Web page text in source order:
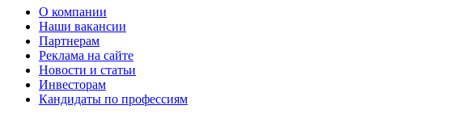
О компании
Наши вакансии
Партнерам
Реклама на сайте
Новости и статьи
Инвесторам
Кандидаты по профессиям